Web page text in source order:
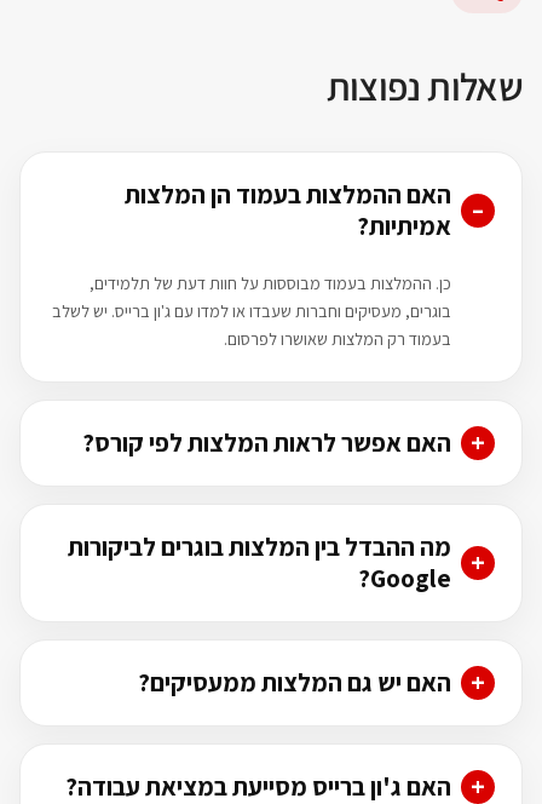
שאלות נפוצות
האם ההמלצות בעמוד הן המלצות
אמיתיות?
כן. ההמלצות בעמוד מבוססות על חוות דעת של תלמידים,
בוגרים, מעסיקים וחברות שעבדו או למדו עם ג'ון ברייס. יש לשלב
בעמוד רק המלצות שאושרו לפרסום.
האם אפשר לראות המלצות לפי קורס?
מה ההבדל בין המלצות בוגרים לביקורות
Google?
האם יש גם המלצות ממעסיקים?
האם ג'ון ברייס מסייעת במציאת עבודה?